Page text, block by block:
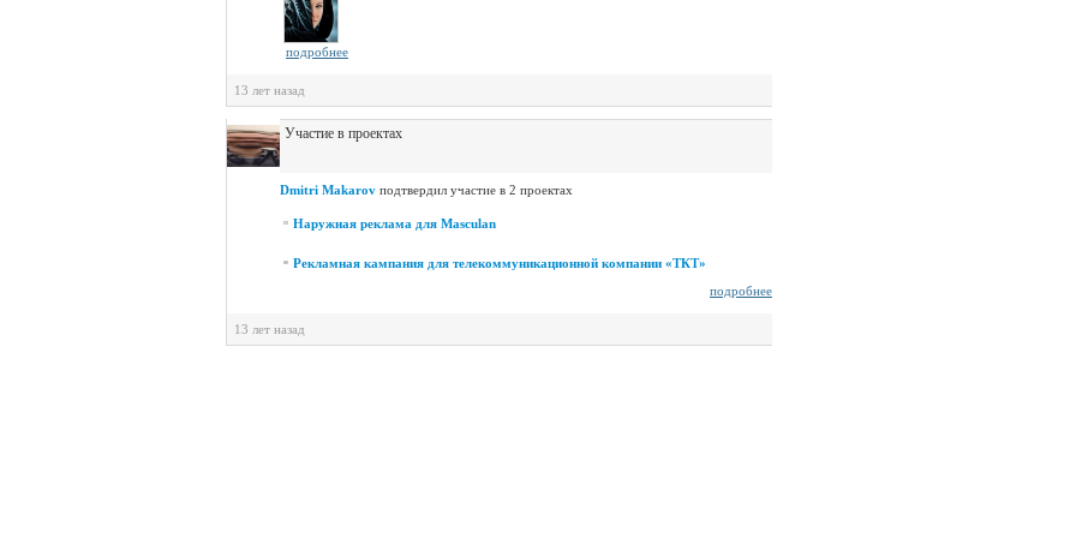
подробнее
13 лет назад
Участие в проектах
Dmitri Makarov подтвердил участие в 2 проектах
Наружная реклама для Masculan
Рекламная кампания для телекоммуникационной компании «ТКТ»
подробнее
13 лет назад